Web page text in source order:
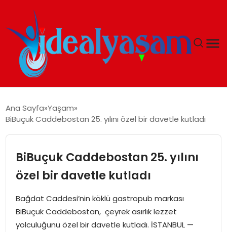
GÜNDEM
EKONOMI
İDEAL YAŞAM
İDEAL SPOR
Ana Sayfa Yaşam
BiBuçuk Caddebostan 25. yılını özel bir davetle kutladı
BiBuçuk Caddebostan 25. yılını
özel bir davetle kutladı
Bağdat Caddesi’nin köklü gastropub markası
BiBuçuk Caddebostan, çeyrek asırlık lezzet
yolculuğunu özel bir davetle kutladı. İSTANBUL —